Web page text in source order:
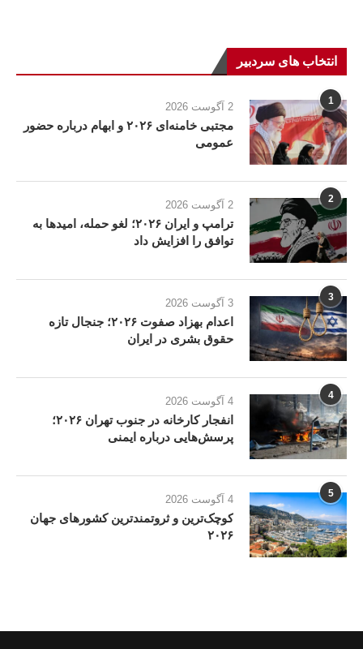
انتخاب های سردبیر
1 2 آگوست 2026
مجتبی خامنه‌ای ۲۰۲۶ و ابهام درباره حضور
عمومی
2 2 آگوست 2026
ترامپ و ایران ۲۰۲۶؛ لغو حمله، امیدها به
توافق را افزایش داد
3 3 آگوست 2026
اعدام بهزاد صفوت ۲۰۲۶؛ جنجال تازه
حقوق بشری در ایران
4 4 آگوست 2026
انفجار کارخانه در جنوب تهران ۲۰۲۶؛
پرسش‌هایی درباره ایمنی
5 4 آگوست 2026
کوچک‌ترین و ثروتمندترین کشورهای جهان
۲۰۲۶